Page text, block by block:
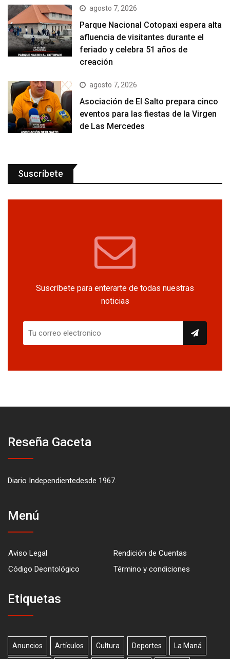
agosto 7, 2026
Parque Nacional Cotopaxi espera alta
afluencia de visitantes durante el
feriado y celebra 51 años de
creación
agosto 7, 2026
Asociación de El Salto prepara cinco
eventos para las fiestas de la Virgen
de Las Mercedes
Suscríbete
Suscríbete para enterarte de todas nuestras
noticias
Reseña Gaceta
Diario Independientedesde 1967.
Menú
Aviso Legal
Rendición de Cuentas
Código Deontológico
Término y condiciones
Etiquetas
Anuncios Artículos Cultura Deportes La Maná